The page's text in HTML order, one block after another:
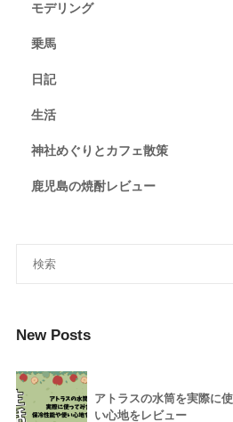
モデリング
乗馬
日記
生活
神社めぐりとカフェ散策
鹿児島の焼酎レビュー
New Posts
アトラスの水筒を実際に
い心地をレビュー